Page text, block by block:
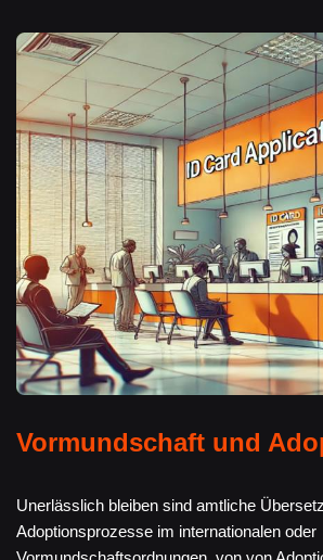
Vormundschaft und
Unerlässlich bleiben sind amtliche
Adoptionsprozesse im internationalen oder